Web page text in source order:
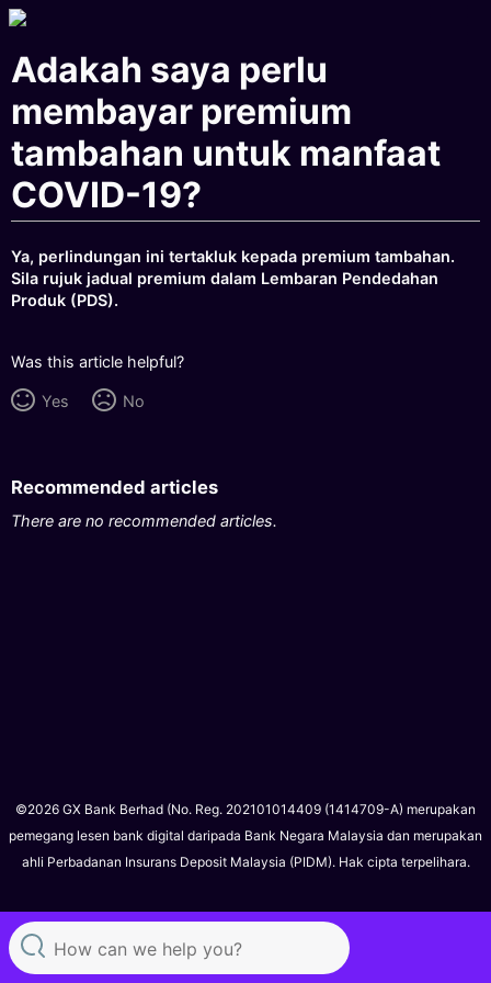
Adakah saya perlu
membayar premium
tambahan untuk manfaat
COVID-19?
Ya, perlindungan ini tertakluk kepada premium tambahan.
Sila rujuk jadual premium dalam Lembaran Pendedahan
Produk (PDS).
Was this article helpful?
Yes No
Recommended articles
There are no recommended articles.
©2026 GX Bank Berhad (No. Reg. 202101014409 (1414709-A) merupakan
pemegang lesen bank digital daripada Bank Negara Malaysia dan merupakan
ahli Perbadanan Insurans Deposit Malaysia (PIDM). Hak cipta terpelihara.